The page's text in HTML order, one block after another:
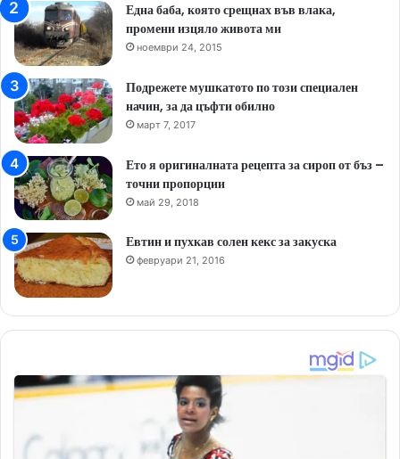
Една баба, която срещнах във влака,
промени изцяло живота ми
ноември 24, 2015
Подрежете мушкатото по този специален
начин, за да цъфти обилно
март 7, 2017
Ето я оригиналната рецепта за сироп от бъз –
точни пропорции
май 29, 2018
Евтин и пухкав солен кекс за закуска
февруари 21, 2016